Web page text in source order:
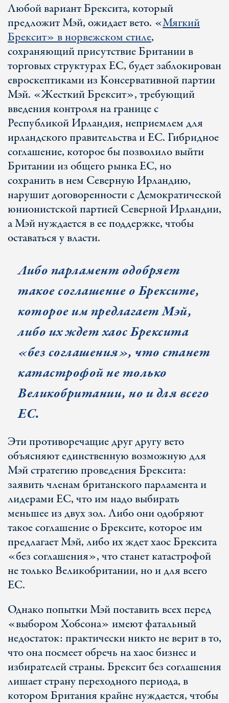
Любой вариант Брексита, который
предложит Мэй, ожидает вето. «Мягкий
Брексит» в норвежском стиле,
сохраняющий присутствие Британии в
торговых структурах ЕС, будет заблокирован
евроскептиками из Консервативной партии
Мэй. «Жесткий Брексит», требующий
введения контроля на границе с
Республикой Ирландия, неприемлем для
ирландского правительства и ЕС. Гибридное
соглашение, которое бы позволило выйти
Британии из общего рынка ЕС, но
сохранить в нем Северную Ирландию,
нарушит договоренности с Демократической
юнионистской партией Северной Ирландии,
а Мэй нуждается в ее поддержке, чтобы
оставаться у власти.
Либо парламент одобряет
такое соглашение о Брексите,
которое им предлагает Мэй,
либо их ждет хаос Брексита
«без соглашения», что станет
катастрофой не только
Великобритании, но и для всего
ЕС.
Эти противоречащие друг другу вето
объясняют единственную возможную для
Мэй стратегию проведения Брексита:
заявить членам британского парламента и
лидерами ЕС, что им надо выбирать
меньшее из двух зол. Либо они одобряют
такое соглашение о Брексите, которое им
предлагает Мэй, либо их ждет хаос Брексита
«без соглашения», что станет катастрофой
не только Великобритании, но и для всего
ЕС.
Однако попытки Мэй поставить всех перед
«выбором Хобсона» имеют фатальный
недостаток: практически никто не верит в то,
что она посмеет обречь на хаос бизнес и
избирателей страны. Брексит без соглашения
лишает страну переходного периода, в
котором Британия крайне нуждается, чтобы